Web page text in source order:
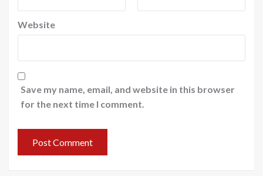
Website
Save my name, email, and website in this browser
for the next time I comment.